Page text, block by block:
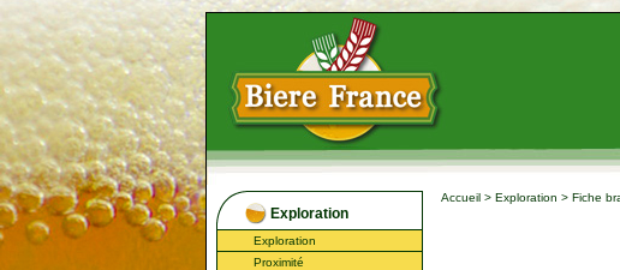
Exploration
Exploration
Proximité
Accueil > Exploration > Fiche